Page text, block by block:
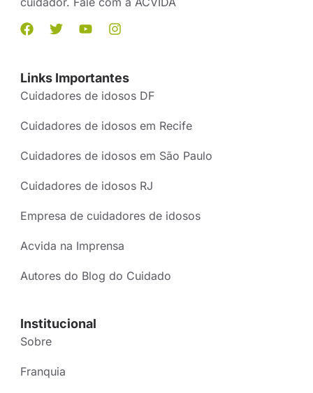
Links Importantes
Cuidadores de idosos DF
Cuidadores de idosos em Recife
Cuidadores de idosos em São Paulo
Cuidadores de idosos RJ
Empresa de cuidadores de idosos
Acvida na Imprensa
Autores do Blog do Cuidado
Institucional
Sobre
Franquia